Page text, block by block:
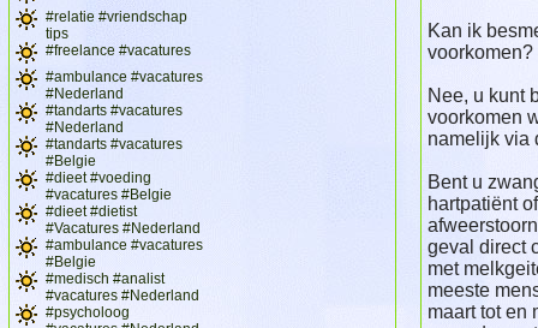
#relatie #vriendschap
tips
#freelance #vacatures
#ambulance #vacatures
#Nederland
#tandarts #vacatures
#Nederland
#tandarts #vacatures
#Belgie
#dieet #voeding
#vacatures #Belgie
#dieet #dietist
#Vacatures #Nederland
#ambulance #vacatures
#Belgie
#medisch #analist
#vacatures #Nederland
#psycholoog
Kan ik
voorkomen?
Nee, u kunt
voorkomen
namelijk via
Bent u
hartpatiënt
geval direct
met
meeste
maart tot en